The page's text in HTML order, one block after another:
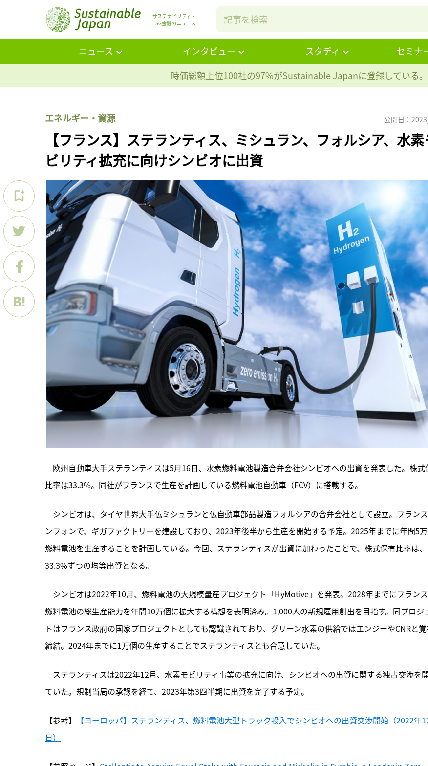
サステナビリティ・
ESG金融のニュース
ニュース インタビュー スタディ セミナ
時価総額上位100社の97%がSustainable Japanに登録している
エネルギー・資源 公開日：
【フランス】ステランティス、ミシュラン、フォルシア、水素
ビリティ拡充に向けシンビオに出資
欧州自動車大手ステランティスは5月16日、水素燃料電池製造合弁会社シンビオへの出資を発表した。株式
比率は33.3%。同社がフランスで生産を計画している燃料電池自動車（FCV）に搭載する。
シンビオは、 タイヤ世界大手仏ミシュランと仏自動車部品製造フォルシアの合弁会社として設立。フラン
ンフォンで、ギガファクトリーを建設しており、2023年後半から生産を開始する予定。2025年までに年間5
燃料電池を生産することを計画している。今回、ステランティスが出資に加わったことで、株式保有比率は、
33.3%ずつの均等出資となる。
シンビオは2022年10月、燃料電池の大規模量産プロジェクト「HyMotive」を発表。2028年までにフラン
燃料電池の総生産能力を年間10万個に拡大する構想を表明済み。1,000人の新規雇用創出を目指す。同プロジ
トはフランス政府の国家プロジェクトとしても認識されており、グリーン水素の供給ではエンジーやCNRと
締結。2024年までに1万個の生産することでステランティスとも合意していた。
ステランティスは2022年12月、水素モビリティ事業の拡充に向け、シンビオへの出資に関する独占交渉を
ていた。規制当局の承認を経て、2023年第3四半期に出資を完了する予定。
【参考】
【ヨーロッパ】ステランティス、燃料電池大型トラック投入でシンビオへの出資交渉開始（2022年
日）